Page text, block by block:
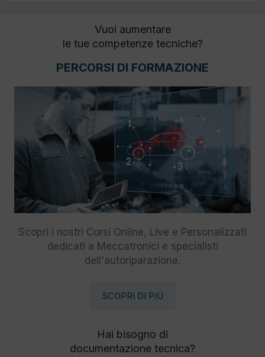
Vuoi aumentare
le tue competenze tecniche?
PERCORSI DI FORMAZIONE
Scopri i nostri Corsi Online, Live e Personalizzati
dedicati a Meccatronici e specialisti
dell'autoriparazione.
SCOPRI DI PIÙ
Hai bisogno di
documentazione tecnica?